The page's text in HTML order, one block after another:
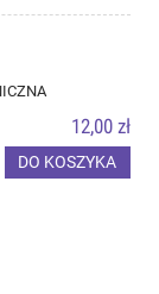
12,00 zł
DO KOSZYKA